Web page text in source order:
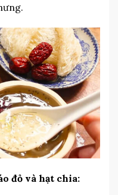
đỏ và hạt chia: